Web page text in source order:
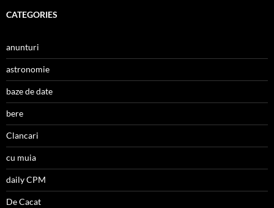
CATEGORIES
anunturi
astronomie
baze de date
bere
Clancari
cu muia
daily CPM
De Cacat